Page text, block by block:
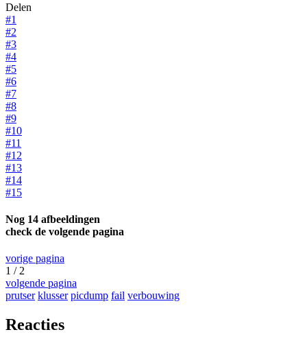
Delen
#1
#2
#3
#4
#5
#6
#7
#8
#9
#10
#11
#12
#13
#14
#15
Nog 14 afbeeldingen
check de volgende pagina
vorige pagina
1 / 2
volgende pagina
prutser klusser picdump fail verbouwing
Reacties